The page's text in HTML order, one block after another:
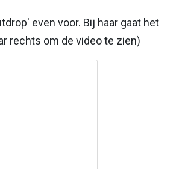
even voor. Bij haar gaat het
rechts om de video te zien)